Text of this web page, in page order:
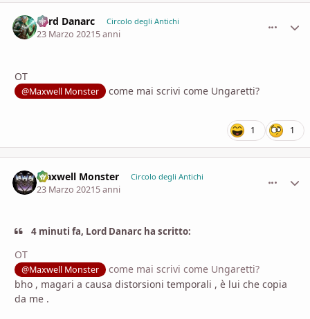
Lord Danarc Circolo degli Antichi
23 Marzo 20215 anni
OT
@Maxwell Monster come mai scrivi come Ungaretti?
1 1
Maxwell Monster Circolo degli Antichi
23 Marzo 20215 anni
4 minuti fa, Lord Danarc ha scritto:
OT
@Maxwell Monster
come mai scrivi come Ungaretti?
bho , magari a causa distorsioni temporali , è lui che copia
da me .